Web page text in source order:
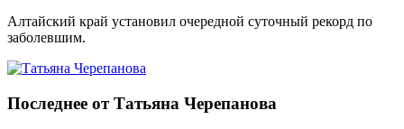
Алтайский край установил очередной суточный рекорд по
заболевшим.
Последнее от Татьяна Черепанова